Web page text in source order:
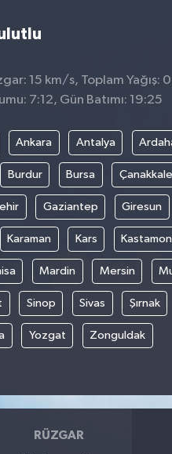
15 km/s, Toplam Yağış:
7:12, Gün Batımı: 19:25
Ankara Antalya
Burdur Bursa Çanakkale
Gaziantep Giresun
Karaman Kars
Mardin Mersin
Sinop Sivas Şırnak
Yozgat Zonguldak
RÜZGAR